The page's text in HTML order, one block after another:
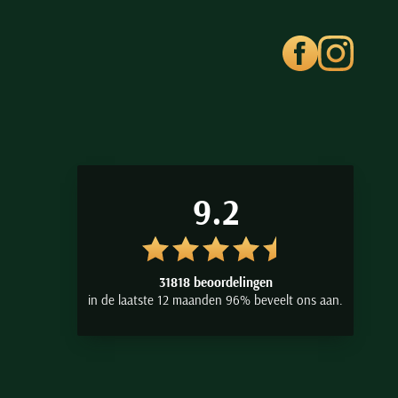
9.2
31818 beoordelingen
in de laatste 12 maanden 96% beveelt ons aan.